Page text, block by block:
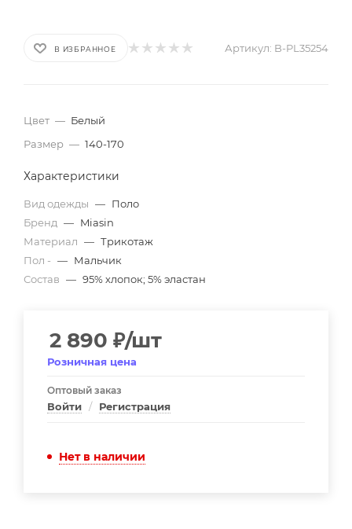
В ИЗБРАННОЕ Артикул: B-PL35254
Цвет — Белый
Размер — 140-170
Характеристики
Вид одежды — Поло
Бренд — Miasin
Материал — Трикотаж
Пол - — Мальчик
Состав — 95% хлопок; 5% эластан
2 890 ₽/шт
Розничная цена
Оптовый заказ
Войти / Регистрация
Нет в наличии